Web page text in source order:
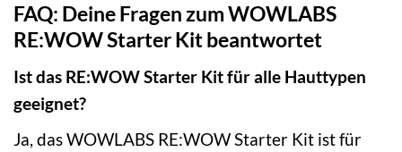
FAQ: Deine Fragen zum WOWLABS
RE:WOW Starter Kit beantwortet
Ist das RE:WOW Starter Kit für alle Hauttypen
geeignet?
Ja, das WOWLABS RE:WOW Starter Kit ist für